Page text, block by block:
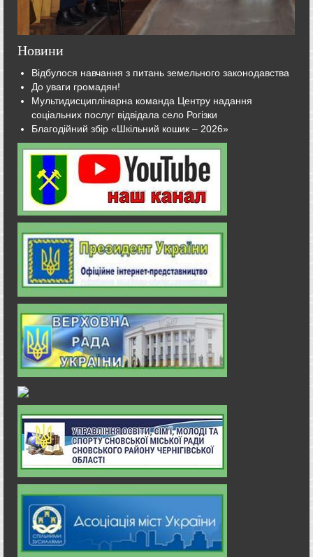
Новини
Відбулося навчання з питань земельного законодавства
До уваги громадян!
Мультидисциплінарна команда Центру надання
соціальних послуг відвідала село Рогізки
Благодійний збір «Шкільний кошик – 2026»